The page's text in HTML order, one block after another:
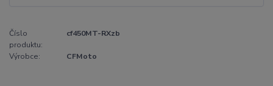
Číslo
produktu:
cf450MT-RXzb
Výrobce: CFMoto